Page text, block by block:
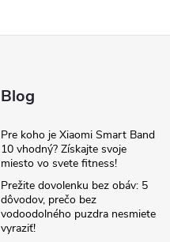
Blog
Pre koho je Xiaomi Smart Band
10 vhodný? Získajte svoje
miesto vo svete fitness!
Prežite dovolenku bez obáv: 5
dôvodov, prečo bez
vodoodolného puzdra nesmiete
vyraziť!